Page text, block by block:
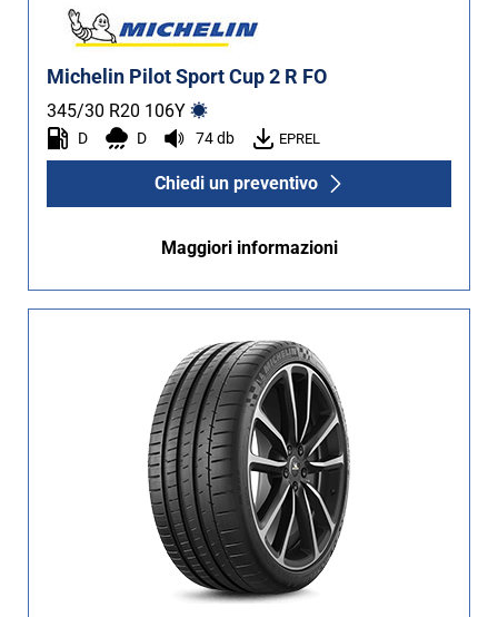
Michelin Pilot Sport Cup 2 R FO
345/30 R20 106Y
D D 74 db EPREL
Chiedi un preventivo
Maggiori informazioni